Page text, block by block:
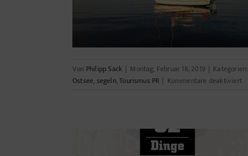
Von Philipp Sack | Montag, Februar 18, 2019 | Kategorien:
Ostsee, segeln,Tourismus PR | Kommentare deaktiviertfür